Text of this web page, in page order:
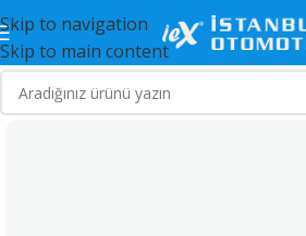
Skip to navigation
Skip to main content